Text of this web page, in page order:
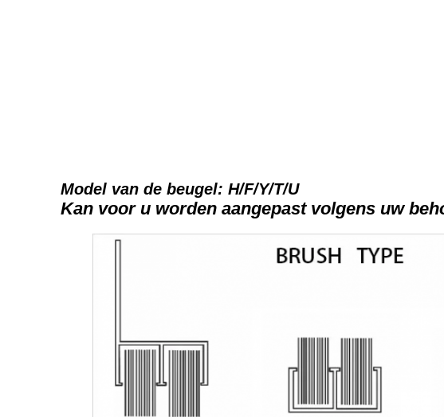
Model van de beugel: H/F/Y/T/U
Kan voor u worden aangepast volgens uw